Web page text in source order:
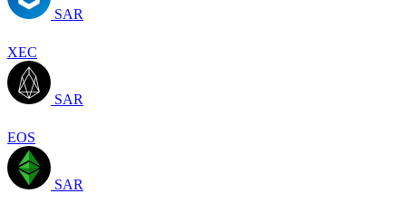
SAR
XEC
SAR
EOS
SAR